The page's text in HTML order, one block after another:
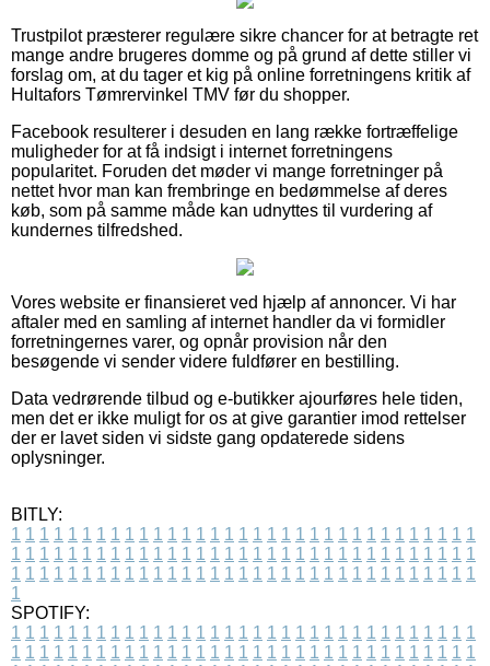
Trustpilot præsterer regulære sikre chancer for at betragte ret
mange andre brugeres domme og på grund af dette stiller vi
forslag om, at du tager et kig på online forretningens kritik af
Hultafors Tømrervinkel TMV før du shopper.
Facebook resulterer i desuden en lang række fortræffelige
muligheder for at få indsigt i internet forretningens
popularitet. Foruden det møder vi mange forretninger på
nettet hvor man kan frembringe en bedømmelse af deres
køb, som på samme måde kan udnyttes til vurdering af
kundernes tilfredshed.
Vores website er finansieret ved hjælp af annoncer. Vi har
aftaler med en samling af internet handler da vi formidler
forretningernes varer, og opnår provision når den
besøgende vi sender videre fuldfører en bestilling.
Data vedrørende tilbud og e-butikker ajourføres hele tiden,
men det er ikke muligt for os at give garantier imod rettelser
der er lavet siden vi sidste gang opdaterede sidens
oplysninger.
BITLY:
1 1 1 1 1 1 1 1 1 1 1 1 1 1 1 1 1 1 1 1 1 1 1 1 1 1 1 1 1 1 1 1 1
1 1 1 1 1 1 1 1 1 1 1 1 1 1 1 1 1 1 1 1 1 1 1 1 1 1 1 1 1 1 1 1 1
1 1 1 1 1 1 1 1 1 1 1 1 1 1 1 1 1 1 1 1 1 1 1 1 1 1 1 1 1 1 1 1 1
1
SPOTIFY:
1 1 1 1 1 1 1 1 1 1 1 1 1 1 1 1 1 1 1 1 1 1 1 1 1 1 1 1 1 1 1 1 1
1 1 1 1 1 1 1 1 1 1 1 1 1 1 1 1 1 1 1 1 1 1 1 1 1 1 1 1 1 1 1 1 1